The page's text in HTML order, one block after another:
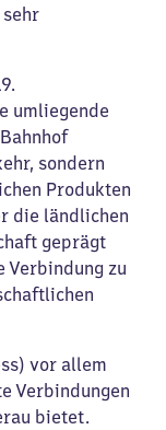
umliegende
sondern
Produkten
die ländlichen
geprägt
Verbindung zu
vor allem
Verbindungen
bietet.